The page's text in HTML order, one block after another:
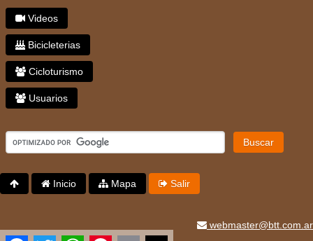
Videos
Bicicleterias
Cicloturismo
Usuarios
Buscar
Inicio Mapa Salir
webmaster@btt.com.ar